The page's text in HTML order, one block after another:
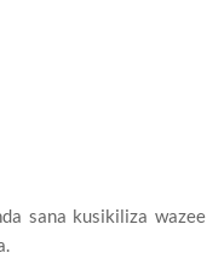
sana kusikiliza wazee